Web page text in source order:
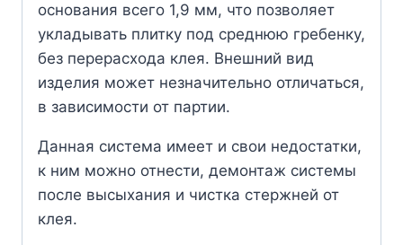
основания всего 1,9 мм, что позволяет
укладывать плитку под среднюю гребенку,
без перерасхода клея. Внешний вид
изделия может незначительно отличаться,
в зависимости от партии.
Данная система имеет и свои недостатки,
к ним можно отнести, демонтаж системы
после высыхания и чистка стержней от
клея.